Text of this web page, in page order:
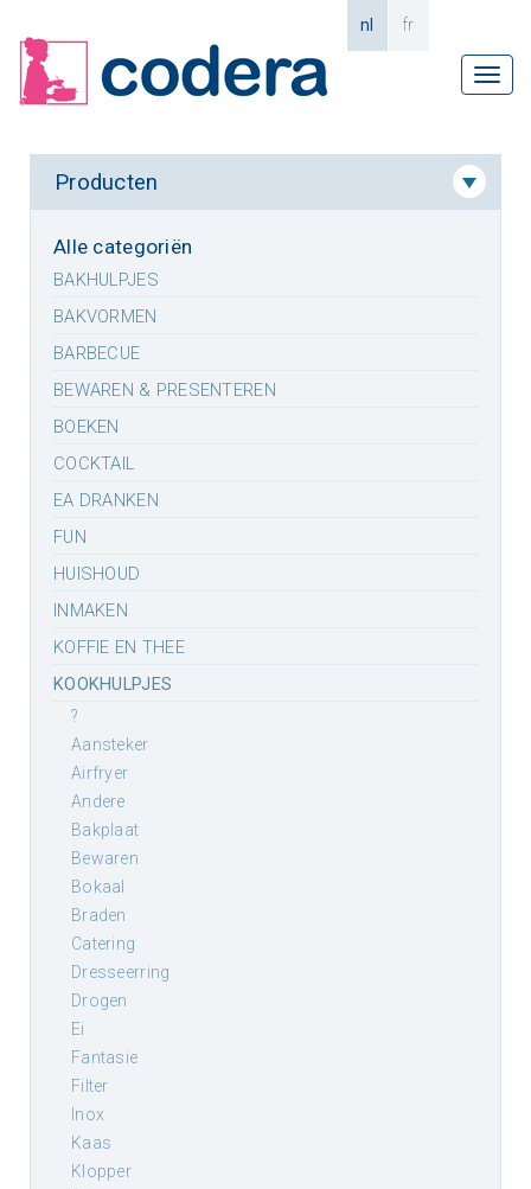
nl fr
Producten
Alle categoriën
BAKHULPJES
BAKVORMEN
BARBECUE
BEWAREN & PRESENTEREN
BOEKEN
COCKTAIL
EA DRANKEN
FUN
HUISHOUD
INMAKEN
KOFFIE EN THEE
KOOKHULPJES
?
aansteker
airfryer
andere
bakplaat
bewaren
bokaal
braden
catering
dresseerring
drogen
ei
fantasie
filter
inox
kaas
klopper